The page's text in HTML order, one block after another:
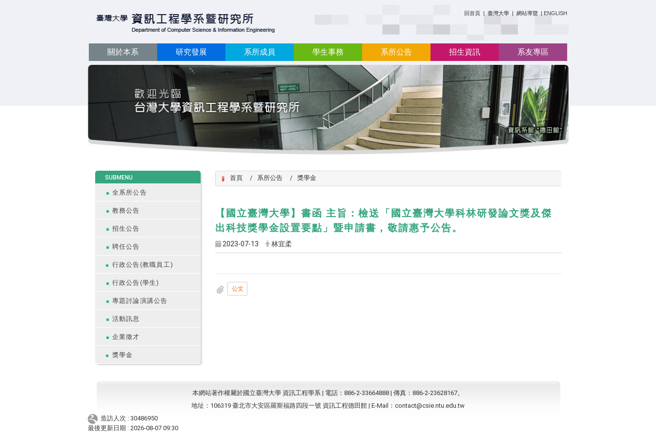
回首頁 | 臺灣大學 | 網站導覽 | ENGLISH
關於本系 研究發展 系所成員 學生事務 系所公告 招生資訊 系友專區
SUBMENU
全系所公告
教務公告
招生公告
聘任公告
行政公告(教職員工)
行政公告(學生)
專題討論演講公告
活動訊息
企業徵才
獎學金
首頁 系所公告 獎學金
【國立臺灣大學】書函 主旨：檢送「國立臺灣大學科林研發論文獎及傑
出科技獎學金設置要點」暨申請書，敬請惠予公告。
2023-07-13 林宜柔
公文
本網站著作權屬於國立臺灣大學 資訊工程學系 | 電話：886-2-33664888 | 傳真：886-2-23628167。
地址：106319 臺北市大安區羅斯福路四段一號 資訊工程德田館 | E-Mail： contact@csie.ntu.edu.tw
造訪人次 : 30486950
最後更新日期 : 2026-08-07 09:30